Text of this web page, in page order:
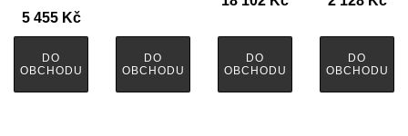
5 455 Kč
DO
OBCHODU
DO
OBCHODU
DO
OBCHODU
DO
OBCHODU